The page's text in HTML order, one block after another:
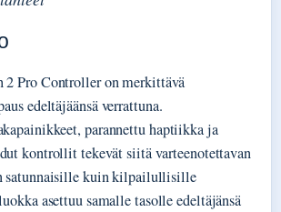
Pro Controller on merkittävä
edeltäjäänsä verrattuna.
parannettu haptiikka ja
kontrollit tekevät siitä varteenotettavan
satunnaisille kuin kilpailullisille
asettuu samalle tasolle edeltäjänsä